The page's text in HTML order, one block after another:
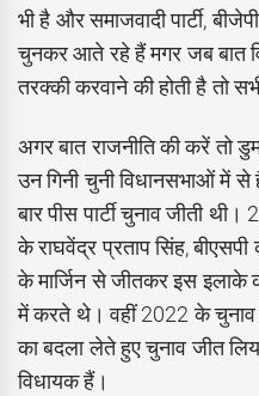
भी है और समाजवादी पार्टी,
चुनकर आते रहे हैं मगर जब बात
तरक्की करवाने की होती है तो
अगर बात राजनीति की करें तो
उन गिनी चुनी विधानसभाओं में
बार पीस पार्टी चुनाव जीती
के राघवेंद्र प्रताप सिंह,
के मार्जिन से जीतकर इस इलाके
में करते थे। वहीं 2022 के चुनाव
का बदला लेते हुए चुनाव जीत
विधायक हैं।